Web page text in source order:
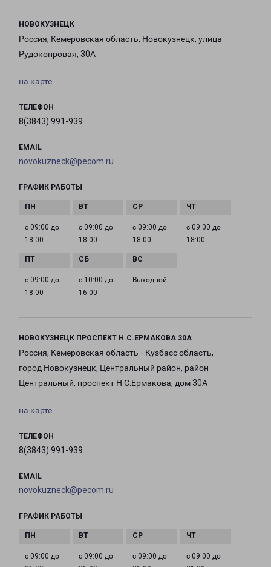
НОВОКУЗНЕЦК
Россия, Кемеровская область, Новокузнецк, улица
Рудокопровая, 30А
на карте
ТЕЛЕФОН
8(3843) 991-939
EMAIL
novokuzneck@pecom.ru
ГРАФИК РАБОТЫ
с 09:00 до
18:00
с 09:00 до
18:00
с 09:00 до
18:00
с 09:00 до
18:00
с 09:00 до
18:00
с 10:00 до
16:00
Выходной
НОВОКУЗНЕЦК ПРОСПЕКТ Н.С.ЕРМАКОВА 30А
Россия, Кемеровская область - Кузбасс область,
город Новокузнецк, Центральный район, район
Центральный, проспект Н.С.Ермакова, дом 30А
на карте
ТЕЛЕФОН
8(3843) 991-939
EMAIL
novokuzneck@pecom.ru
ГРАФИК РАБОТЫ
с 09:00 до
с 09:00 до
с 09:00 до
с 09:00 до